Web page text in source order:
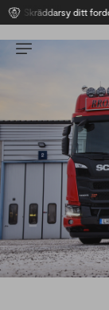
Skräddarsy ditt